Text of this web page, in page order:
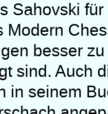
Sahovski
Modern
besser
sind. Auch
in seinem